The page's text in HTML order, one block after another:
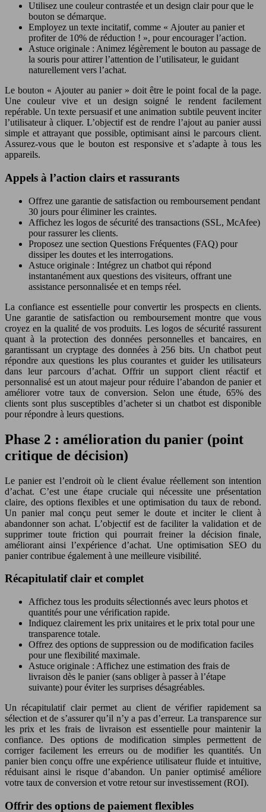
Utilisez une couleur contrastée et un design clair pour que le
bouton se démarque.
Employez un texte incitatif, comme « Ajouter au panier et
profiter de 10% de réduction ! », pour encourager l’action.
Astuce originale : Animez légèrement le bouton au passage de
la souris pour attirer l’attention de l’utilisateur, le guidant
naturellement vers l’achat.
Le bouton « Ajouter au panier » doit être le point focal de la page.
Une couleur vive et un design soigné le rendent facilement
repérable. Un texte persuasif et une animation subtile peuvent inciter
l’utilisateur à cliquer. L’objectif est de rendre l’ajout au panier aussi
simple et attrayant que possible, optimisant ainsi le parcours client.
Assurez-vous que le bouton est responsive et s’adapte à tous les
appareils.
Appels à l’action clairs et rassurants
Offrez une garantie de satisfaction ou remboursement pendant
30 jours pour éliminer les craintes.
Affichez les logos de sécurité des transactions (SSL, McAfee)
pour rassurer les clients.
Proposez une section Questions Fréquentes (FAQ) pour
dissiper les doutes et les interrogations.
Astuce originale : Intégrez un chatbot qui répond
instantanément aux questions des visiteurs, offrant une
assistance personnalisée et en temps réel.
La confiance est essentielle pour convertir les prospects en clients.
Une garantie de satisfaction ou remboursement montre que vous
croyez en la qualité de vos produits. Les logos de sécurité rassurent
quant à la protection des données personnelles et bancaires, en
garantissant un cryptage des données à 256 bits. Un chatbot peut
répondre aux questions les plus courantes et guider les utilisateurs
dans leur parcours d’achat. Offrir un support client réactif et
personnalisé est un atout majeur pour réduire l’abandon de panier et
améliorer votre taux de conversion. Selon une étude, 65% des
clients sont plus susceptibles d’acheter si un chatbot est disponible
pour répondre à leurs questions.
Phase 2 : amélioration du panier (point
critique de décision)
Le panier est l’endroit où le client évalue réellement son intention
d’achat. C’est une étape cruciale qui nécessite une présentation
claire, des options flexibles et une optimisation du taux de rebond.
Un panier mal conçu peut semer le doute et inciter le client à
abandonner son achat. L’objectif est de faciliter la validation et de
supprimer toute friction qui pourrait freiner la décision finale,
améliorant ainsi l’expérience d’achat. Une optimisation SEO du
panier contribue également à une meilleure visibilité.
Récapitulatif clair et complet
Affichez tous les produits sélectionnés avec leurs photos et
quantités pour une vérification rapide.
Indiquez clairement les prix unitaires et le prix total pour une
transparence totale.
Offrez des options de suppression ou de modification faciles
pour une flexibilité maximale.
Astuce originale : Affichez une estimation des frais de
livraison dès le panier (sans obliger à passer à l’étape
suivante) pour éviter les surprises désagréables.
Un récapitulatif clair permet au client de vérifier rapidement sa
sélection et de s’assurer qu’il n’y a pas d’erreur. La transparence sur
les prix et les frais de livraison est essentielle pour maintenir la
confiance. Des options de modification simples permettent de
corriger facilement les erreurs ou de modifier les quantités. Un
panier bien conçu offre une expérience utilisateur fluide et intuitive,
réduisant ainsi le risque d’abandon. Un panier optimisé améliore
votre taux de conversion et votre retour sur investissement (ROI).
Offrir des options de paiement flexibles